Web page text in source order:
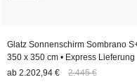
Glatz Sonnenschirm Sombrano
350 x 350 cm • Express Lieferung
ab 2.202,94 € 2.445 €